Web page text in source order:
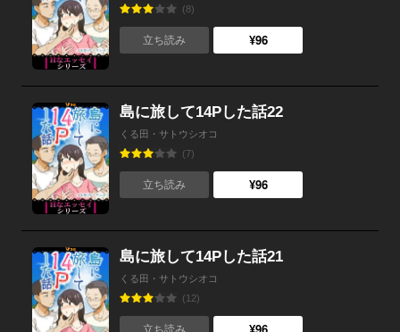
(8)
立ち読み ¥96
島に旅して14Pした話22
くる田・サトウシオコ
(7)
立ち読み ¥96
島に旅して14Pした話21
くる田・サトウシオコ
(12)
立ち読み